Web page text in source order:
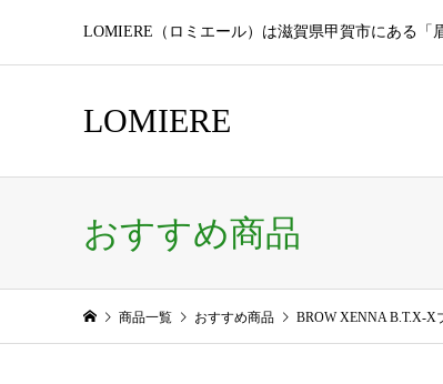
LOMIERE（ロミエール）は滋賀県甲賀市にある「
LOMIERE
おすすめ商品
商品一覧 おすすめ商品 BROW XENNA B.T.X-X